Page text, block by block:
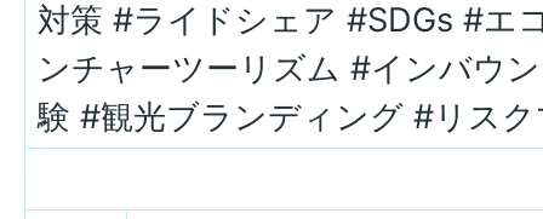
対策 #ライドシェア #SDGs #エ
ンチャーツーリズム #インバウ
験 #観光ブランディング #リス